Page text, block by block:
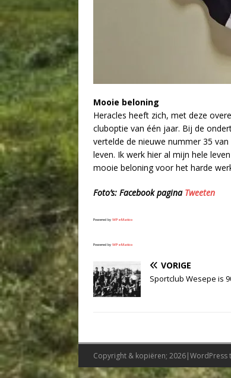
Mooie beloning
Heracles heeft zich, met deze
cluboptie van één jaar. Bij de
vertelde de nieuwe nummer 35
leven. Ik werk hier al mijn hele
mooie beloning voor het harde
Foto’s: Facebook pagina Tweeten
Powered by WPeMatico
Powered by WPeMatico
VORIGE
Sportclub Wesepe is
Copyright & kopiëren; 2026|WordPress